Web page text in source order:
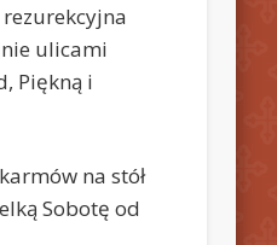
ulicami
Piękną i
na stół
Sobotę od